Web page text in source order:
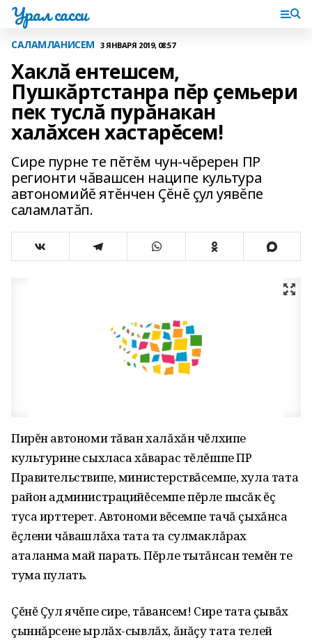
Урал сасси
САЛАМЛАНИСЕМ 3 ЯНВАРЯ 2019, 08:57
Хаклă ентешсем,
Пушкăртстанра пĕр çемьери
пек туслă пурăнакан
халăхсен хастарĕсем!
Сире пурне те пĕтĕм чун-чĕререн ПР
регионти чăвашсен наципе культура
автономийĕ ятĕнчен Çĕнĕ çул уявĕпе
саламлатăп.
Пирĕн автономи тăван халăхăн чĕлхипе
культурине сыхласа хăварас тĕлĕшпе ПР
Правительствипе, министерствăсемпе, хула тата
район администрацийĕсемпе пĕрле пысăк ĕç
туса ирттерет. Автономи вĕсемпе тачă çыхăнса
ĕçлени чăвашлăха тата та сулмаклăрах
аталанма май парать. Пĕрле тытăнсан темĕн те
тума пулать.
Çĕнĕ Çул ячĕпе сире, тăвансем! Сире тата çывăх
çыннăрсене ырлăх-сывлăх, ăнăçу тата телей